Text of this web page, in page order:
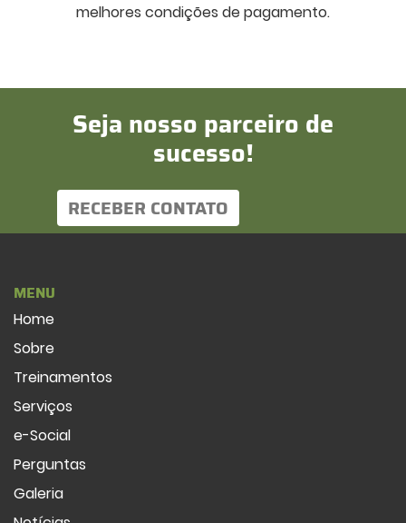
melhores condições de pagamento.
Seja nosso parceiro de
sucesso!
RECEBER CONTATO
MENU
Home
Sobre
Treinamentos
Serviços
e-Social
Perguntas
Galeria